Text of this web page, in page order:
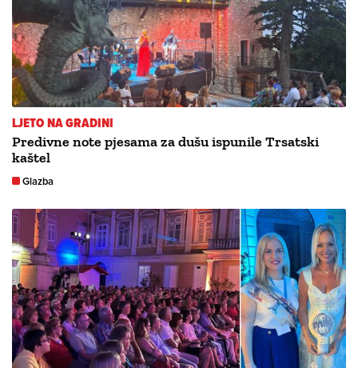
LJETO NA GRADINI
Predivne note pjesama za dušu ispunile Trsatski
kaštel
Glazba